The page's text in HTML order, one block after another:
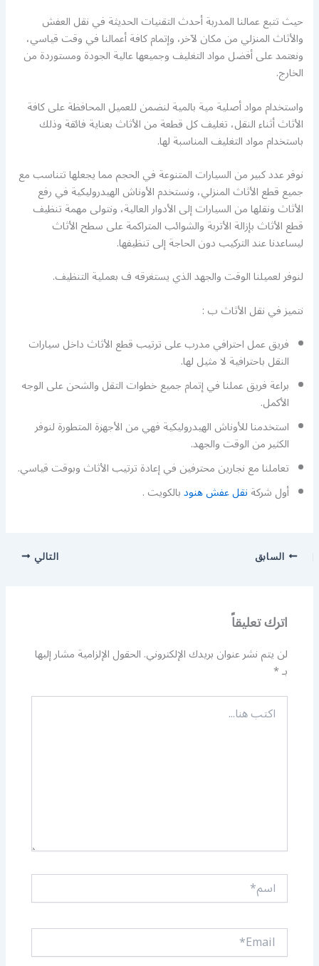
حيث تتبع عمالنا المدربة أحدث التقنيات الحديثة في نقل العفش
والأثاث المنزلي من مكان لآخر، وإتمام كافة أعمالنا في وقت قياسي،
ونعتمد على أفضل مواد التغليف وجميعها عالية الجودة ومستوردة من
الخارج.
واستخدام مواد أصلية مية بالمية لنضمن للعميل المحافظة على كافة
الأثاث أثناء النقل، تغليف كل قطعة من الأثاث بعناية فائقة وذلك
باستخدام مواد التغليف المناسبة لها.
نوفر عدد كبير من السيارات المتنوعة في الحجم مما يجعلها تتناسب مع
جميع قطع الأثاث المنزلي، ونستخدم الأوناش الهيدروليكية في رفع
الأثاث ونقلها من السيارات إلى الأدوار العالية، ونتولى مهمة تنظيف
قطع الأثاث بإزالة الأتربة والشوائب المتراكمة على سطح الأثاث
ليساعدنا عند التركيب دون الحاجة إلى تنظيفها.
لنوفر لعميلنا الوقت والجهد الذي يستغرقه ف بعملية التنظيف.
نتميز في نقل الأثاث ب :
فريق عمل احترافي مدرب على ترتيب قطع الأثاث داخل سيارات
النقل باحترافية لا مثيل لها.
براعة فريق عملنا في إتمام جميع خطوات التقل والشحن على الوجه
الأكمل.
استخدمنا للأوناش الهيدروليكية فهي من الأجهزة المتطورة لنوفر
الكثير من الوقت والجهد.
تعاملنا مع نجارين محترفين في إعادة ترتيب الأثاث وبوقت قياسي.
أول شركةنقل عفش هنودبالكويت .
السابق التالي
اترك تعليقاً
لن يتم نشر عنوان بريدك الإلكتروني.الحقول الإلزامية مشار إليها
بـ*
اكتب
هنا...
اسم*
Email*